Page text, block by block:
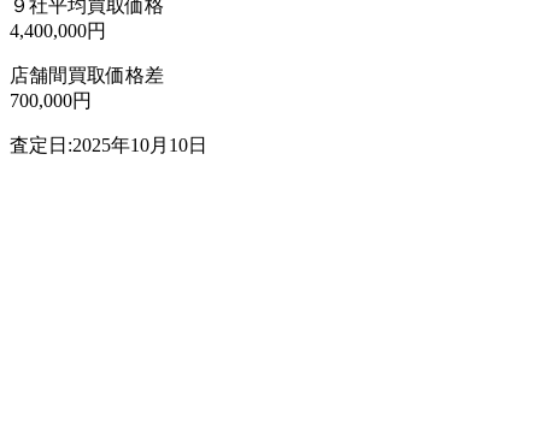
９社平均買取価格
4,400,000円
店舗間買取価格差
700,000円
査定日:2025年10月10日